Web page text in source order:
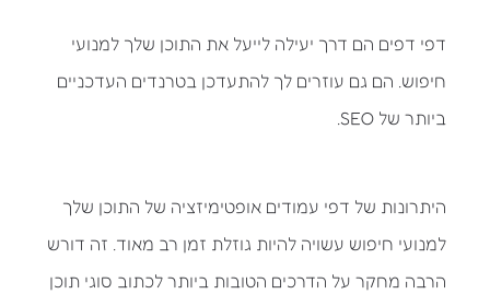
דפי דפים הם דרך יעילה לייעל את התוכן שלך למנועי
חיפוש. הם גם עוזרים לך להתעדכן בטרנדים העדכניים
ביותר של SEO.
היתרונות של דפי עמודים אופטימיזציה של התוכן שלך
למנועי חיפוש עשויה להיות גוזלת זמן רב מאוד. זה דורש
הרבה מחקר על הדרכים הטובות ביותר לכתוב סוגי תוכן